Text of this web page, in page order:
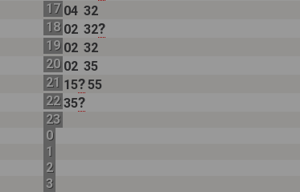
17 04 32
18 02 32?
19 02 32
20 02 35
21 15?55
22 35?
23
0
1
2
3